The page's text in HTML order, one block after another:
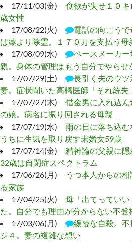
17/11/03(金) 食欲が失せ１０
歳女性
17/08/22(火)
電話の向こう
は薬より除霊。１７０万を支払う母
17/08/09(水)
ペースメーカ
親。身体の管理はもう自分でやらせ
17/07/29(土)
長引く夫のウ
妻。症状聞いた高橋医師「それ統失」
17/07/27(木) 借金男に入れ込ん
の娘。病名に振り回される母親
17/07/19(水) 雨の日に落ち込
うちに生気を取り戻す未婚女59歳
17/07/14(金) 精神論の父親に
32歳は自閉症スペクトラム
17/06/26(月)
うつ本人からの
る家族
17/04/25(火) 母「出てってい
た。自分でも理由が分からない不登
17/03/06(月)
緩慢な自殺。
ジ４。妻の複雑な想い